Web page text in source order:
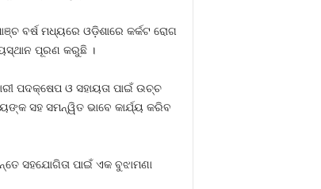
ବର୍ଷ ମଧ୍ୟରେ ଓଡ଼ିଶାରେ କର୍କଟ ରୋଗ
ପୂରଣ କରୁଛି ।
ପଦକ୍ଷେପ ଓ ସହାୟତା ପାଇଁ ଉଚ୍ଚ
ସହ ସମନ୍ୱିତ ଭାବେ କାର୍ଯ୍ୟ କରିବ
ସହଯୋଗିତା ପାଇଁ ଏକ ବୁଝାମଣା